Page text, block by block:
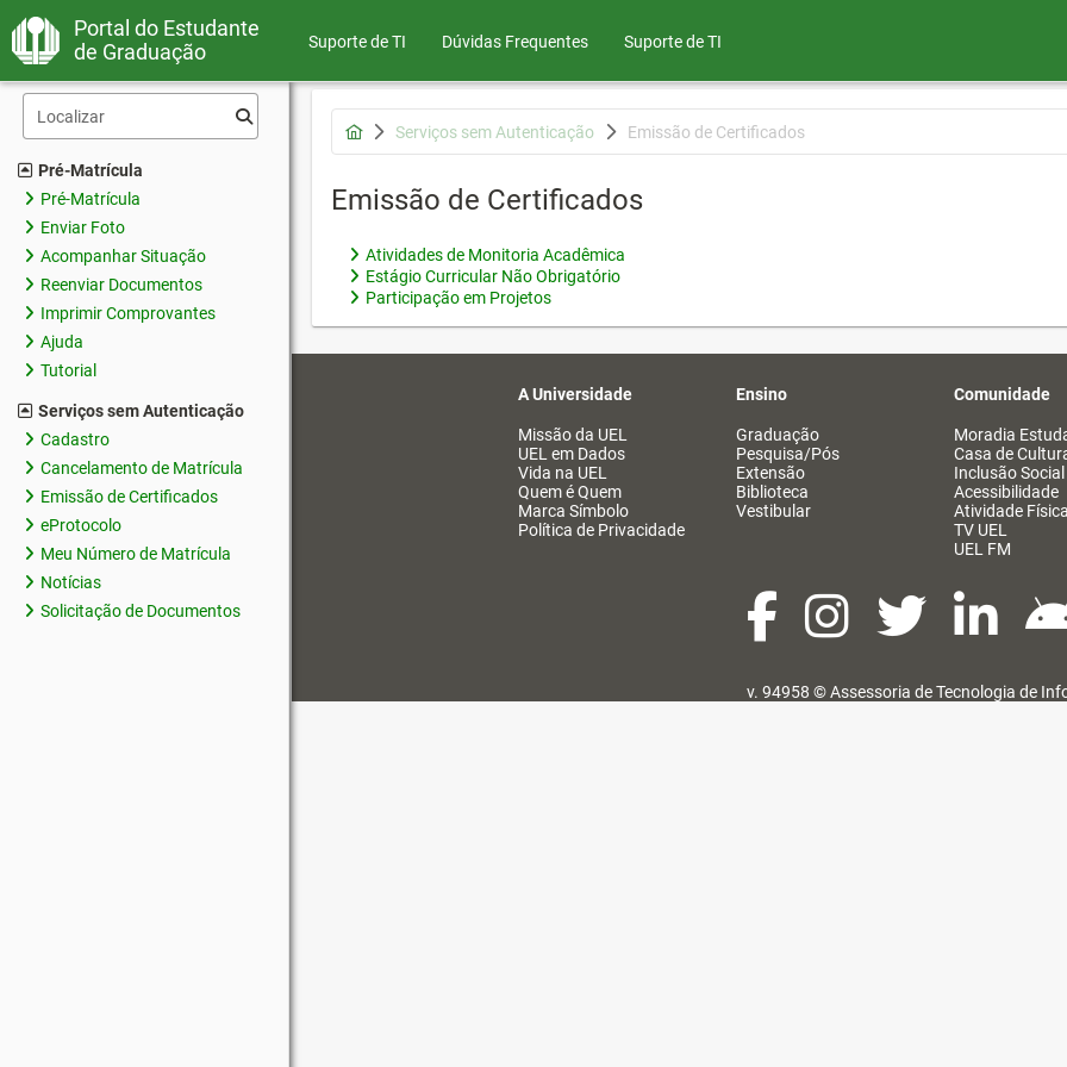
Portal do Estudante
de Graduação
Suporte de TI Dúvidas Frequentes Suporte de TI
Pré-Matrícula
Pré-Matrícula
Enviar Foto
Acompanhar Situação
Reenviar Documentos
Imprimir Comprovantes
Ajuda
Tutorial
Serviços sem Autenticação
Cadastro
Cancelamento de Matrícula
Emissão de Certificados
eProtocolo
Meu Número de Matrícula
Notícias
Solicitação de Documentos
Serviços sem Autenticação Emissão de Certificados
Emissão de Certificados
Atividades de Monitoria Acadêmica
Estágio Curricular Não Obrigatório
Participação em Projetos
A Universidade
Missão da UEL
UEL em Dados
Vida na UEL
Quem é Quem
Marca Símbolo
Política de Privacidade
Ensino
Graduação
Pesquisa/Pós
Extensão
Biblioteca
Vestibular
Comunidade
Moradia
Casa de
Inclusão Social
Acessibilidade
Atividade Física
TV UEL
UEL FM
v. 94958 ©Assessoria de Tecnologia de